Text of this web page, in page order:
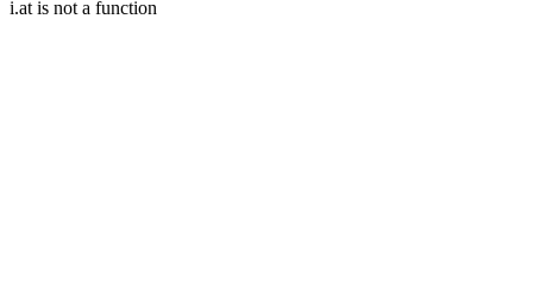
i.at is not a function